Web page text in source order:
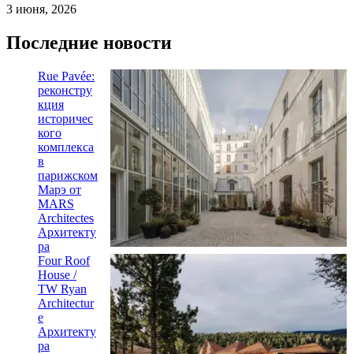
3 июня, 2026
Последние новости
Rue Pavée:
реконстру
кция
историчес
кого
комплекса
в
парижском
Марэ от
MARS
Architectes
Архитекту
ра
Four Roof
House /
TW Ryan
Architectur
e
Архитекту
ра